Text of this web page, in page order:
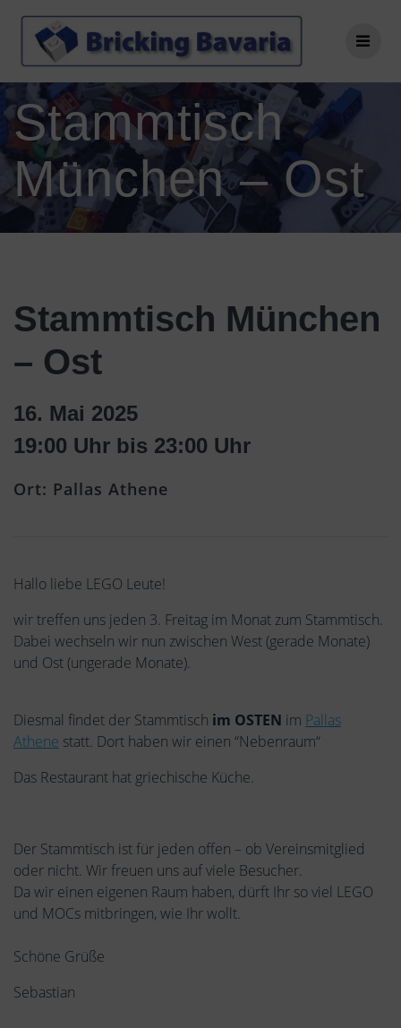
springen
Stammtisch
München – Ost
Stammtisch München
– Ost
16. Mai 2025
19:00 Uhr bis 23:00 Uhr
Ort: Pallas Athene
Hallo liebe LEGO Leute!
wir treffen uns jeden 3. Freitag im Monat zum Stammtisch.
Dabei wechseln wir nun zwischen West (gerade Monate)
und Ost (ungerade Monate).
Diesmal findet der Stammtisch im OSTEN im Pallas
Athene statt. Dort haben wir einen “Nebenraum“
Das Restaurant hat griechische Küche.
Der Stammtisch ist für jeden offen – ob Vereinsmitglied
oder nicht. Wir freuen uns auf viele Besucher.
Da wir einen eigenen Raum haben, dürft Ihr so viel LEGO
und MOCs mitbringen, wie Ihr wollt.
Schöne Grüße
Sebastian